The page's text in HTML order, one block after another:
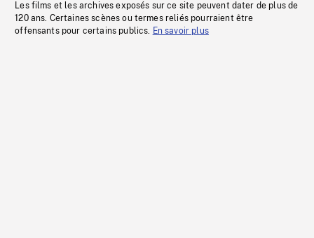
Les films et les archives exposés sur ce site peuvent dater de plus de
120 ans. Certaines scènes ou termes reliés pourraient être
offensants pour certains publics. En savoir plus